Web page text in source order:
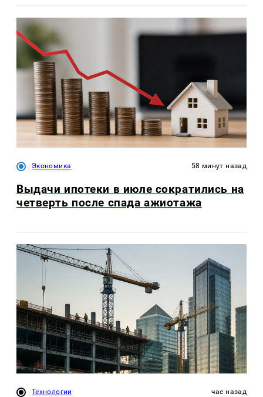
Экономика 58 минут назад
Выдачи ипотеки в июле сократились на
четверть после спада ажиотажа
Технологии час назад